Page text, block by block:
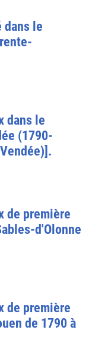
dans le
dans le
(1790-
de première
d'Olonne
de première
de 1790 à